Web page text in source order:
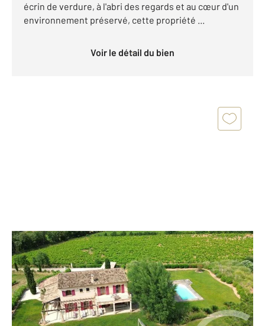
écrin de verdure, à l'abri des regards et au cœur d'un
environnement préservé, cette propriété ...
Voir le détail du bien
COGOLIN 83
250 m2, 6 pièces
Ref : 1182
Maison à vendre
1 785 000 €